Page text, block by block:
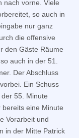
nach vorne. Viele
so auch in
nur ganz
die offensive
den Gäste Räume
auch in der 51.
Der Abschluss
Ein Schuss
55. Minute
eine Minute
Vorarbeit und
in der Mitte Patrick